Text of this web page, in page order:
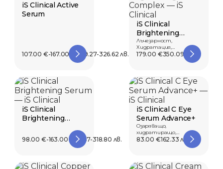
iS Clinical Active
Serum
107.00 €-167.00 € 209.27-326.62 лв.
iS Clinical
Brightening
Complex
Лъчезарност,
Хидратация,
Антиоксидантно
179.00 €350.09 лв.
iS Clinical
Brightening
98.00 €-163.00 € 191.67-318.80 лв.
iS Clinical C Eye
Serum Advance+
Озаряващо,
хидратиращо,
противостареещо.
83.00 €162.33 лв.